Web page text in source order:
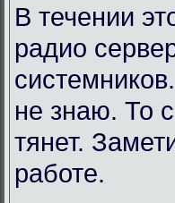
В течении
радио
не знаю. То
тянет.
работе.